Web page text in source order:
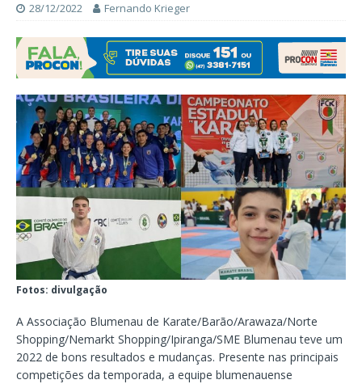
28/12/2022 Fernando Krieger
Fotos: divulgação
A Associação Blumenau de Karate/Barão/Arawaza/Norte
Shopping/Nemarkt Shopping/Ipiranga/SME Blumenau teve um
2022 de bons resultados e mudanças. Presente nas principais
competições da temporada, a equipe blumenauense